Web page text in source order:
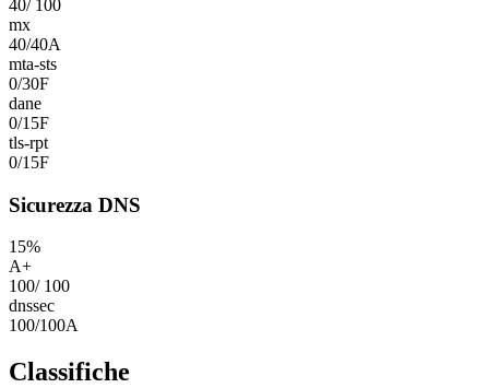
40/ 100
mx
40/40A
mta-sts
0/30F
dane
0/15F
tls-rpt
0/15F
Sicurezza DNS
15%
A+
100/ 100
dnssec
100/100A
Classifiche